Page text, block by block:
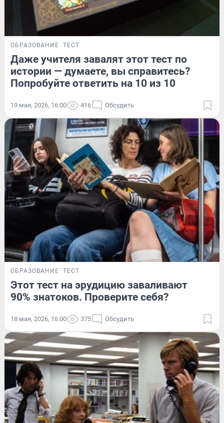
ОБРАЗОВАНИЕ ТЕСТ
Даже учителя завалят этот тест по
истории — думаете, вы справитесь?
Попробуйте ответить на 10 из 10
19 мая, 2026, 16:00 416 Обсудить
ОБРАЗОВАНИЕ ТЕСТ
Этот тест на эрудицию заваливают
90% знатоков. Проверите себя?
18 мая, 2026, 16:00 375 Обсудить